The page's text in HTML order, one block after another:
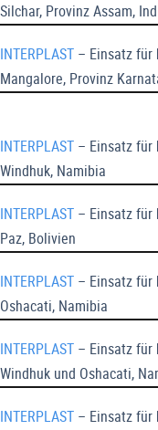
Silchar, Provinz Assam,
INTERPLAST – Einsatz für
Mangalore, Provinz
INTERPLAST – Einsatz für
Windhuk, Namibia
INTERPLAST – Einsatz für
Paz, Bolivien
INTERPLAST – Einsatz für
Oshacati, Namibia
INTERPLAST – Einsatz für
Windhuk und Oshacati,
INTERPLAST – Einsatz für